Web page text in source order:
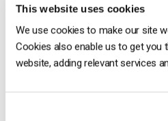
This website uses cookies
We use cookies to make our site
Cookies also enable us to get you
website, adding relevant services